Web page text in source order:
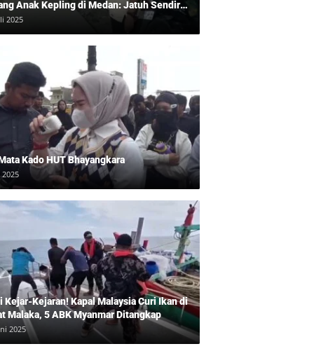
Anak Kepling di Medan: Jatuh Sendiri
Mengamuk
2025
Kado HUT Bhayangkara
2025
Kejar-Kejaran! Kapal Malaysia Curi Ikan di
Malaka, 5 ABK Myanmar Ditangkap
2025